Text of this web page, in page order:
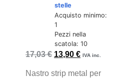
stelle
Acquisto minimo:
1
Pezzi nella
scatola: 10
17,03€ 13,90€ IVA inc.
Nastro strip metal per